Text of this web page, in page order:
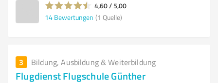
4,60 / 5,00
14 Bewertungen (1 Quelle)
3 Bildung, Ausbildung & Weiterbildung
Flugdienst Flugschule Günther